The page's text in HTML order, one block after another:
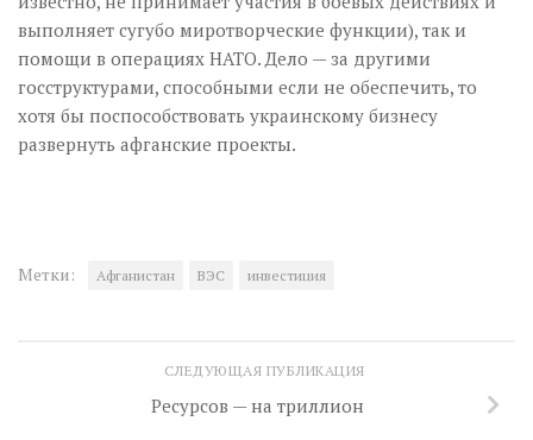
выполняет сугубо миротворческие функции), так и
помощи в операциях НАТО. Дело — за другими
госструктурами, способными если не обеспечить, то
хотя бы поспособствовать украинскому бизнесу
развернуть афганские проекты.
Метки: Афганистан ВЭС инвестиция
СЛЕДУЮЩАЯ ПУБЛИКАЦИЯ
Ресурсов — на триллион